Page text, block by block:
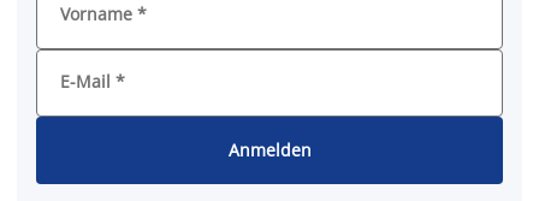
Vorname *
E-Mail *
Anmelden